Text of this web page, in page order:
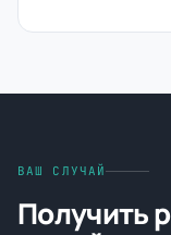
ВАШ СЛУЧАЙ
Получить